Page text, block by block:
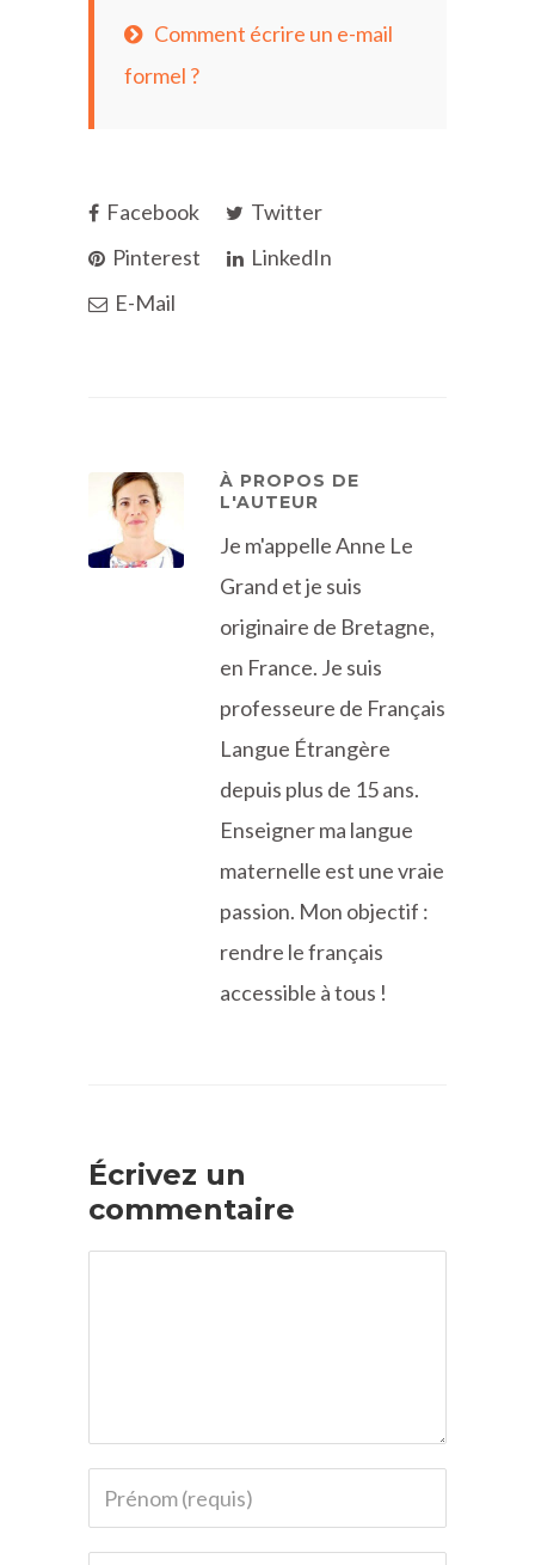
Comment écrire un e-mail
formel ?
Facebook
Twitter
Pinterest
LinkedIn
E-Mail
À PROPOS DE
L'AUTEUR
Je m'appelle Anne Le
Grand et je suis
originaire de Bretagne,
en France. Je suis
professeure de Français
Langue Étrangère
depuis plus de 15 ans.
Enseigner ma langue
maternelle est une vraie
passion. Mon objectif :
rendre le français
accessible à tous !
Écrivez un
commentaire